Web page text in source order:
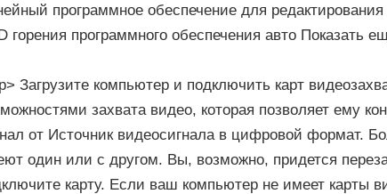
программное обеспечение для
горения программного обеспечения авто Показать
Загрузите компьютер и подключить карт
захвата видео, которая позволяет ему
от Источник видеосигнала в цифровой формат.
один или с другом. Вы, возможно, придется
карту. Если ваш компьютер не имеет карты